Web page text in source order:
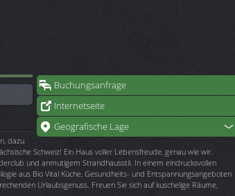
Buchungsanfrage
Internetseite
Geografische Lage
dazu
Schweiz! Ein Haus voller Lebensfreude, genau wie wir.
und anmutigem Strandhausstil. In einem eindrucksvollen
aus Bio Vital Küche, Gesundheits- und Entspannungsangeboten
Urlaubsgenuss. Freuen Sie sich auf kuschelige Räume,